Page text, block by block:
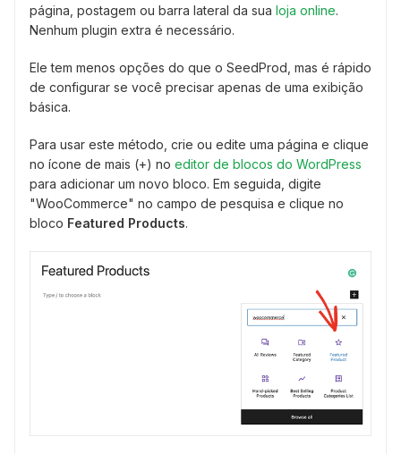
página, postagem ou barra lateral da sua loja online.
Nenhum plugin extra é necessário.
Ele tem menos opções do que o SeedProd, mas é rápido
de configurar se você precisar apenas de uma exibição
básica.
Para usar este método, crie ou edite uma página e clique
no ícone de mais (+) no editor de blocos do WordPress
para adicionar um novo bloco. Em seguida, digite
"WooCommerce" no campo de pesquisa e clique no
bloco Featured Products.